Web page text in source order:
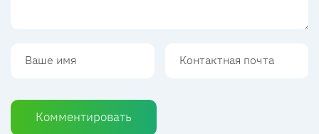
Комментировать